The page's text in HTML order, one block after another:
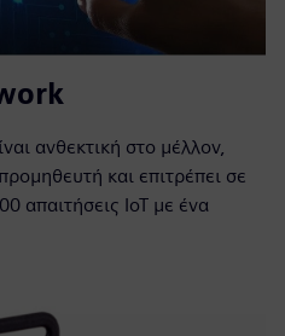
ανθεκτική στο μέλλον,
και επιτρέπει σε
απαιτήσεις IoT με ένα